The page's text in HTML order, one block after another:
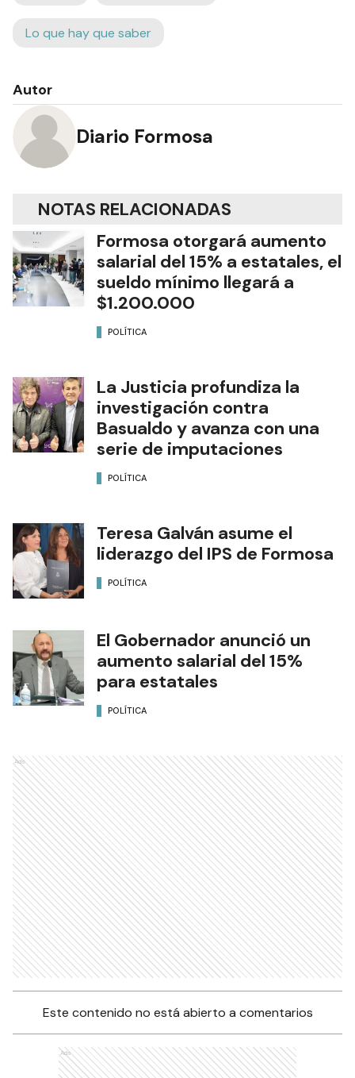
Lo que hay que saber
Autor
Diario Formosa
NOTAS RELACIONADAS
Formosa otorgará aumento
salarial del 15% a estatales, el
sueldo mínimo llegará a
$1.200.000
POLÍTICA
La Justicia profundiza la
investigación contra
Basualdo y avanza con una
serie de imputaciones
POLÍTICA
Teresa Galván asume el
liderazgo del IPS de Formosa
POLÍTICA
El Gobernador anunció un
aumento salarial del 15%
para estatales
POLÍTICA
Ads
Este contenido no está abierto a comentarios
Ads